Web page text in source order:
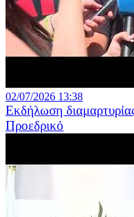
02/07/2026 13:38
Εκδήλωση
Προεδρικό